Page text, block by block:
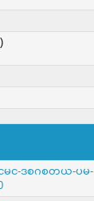
မင-ဒစဂစတယ-ပမ-